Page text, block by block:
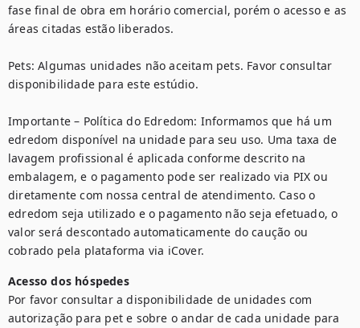
fase final de obra em horário comercial, porém o acesso e as
áreas citadas estão liberados.
Pets: Algumas unidades não aceitam pets. Favor consultar
disponibilidade para este estúdio.
Importante – Política do Edredom: Informamos que há um
edredom disponível na unidade para seu uso. Uma taxa de
lavagem profissional é aplicada conforme descrito na
embalagem, e o pagamento pode ser realizado via PIX ou
diretamente com nossa central de atendimento. Caso o
edredom seja utilizado e o pagamento não seja efetuado, o
valor será descontado automaticamente do caução ou
cobrado pela plataforma via iCover.
Acesso dos hóspedes
Por favor consultar a disponibilidade de unidades com
autorização para pet e sobre o andar de cada unidade para